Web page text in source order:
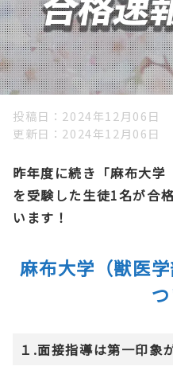
投稿日
2024年12月06日
更新日
2024年12月06日
昨年度に続き「麻布大学
を受験した生徒1名が合
います！
麻布大学（獣医
１.面接指導は第一印象